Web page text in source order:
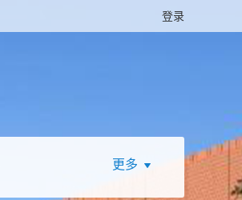
登录
更多